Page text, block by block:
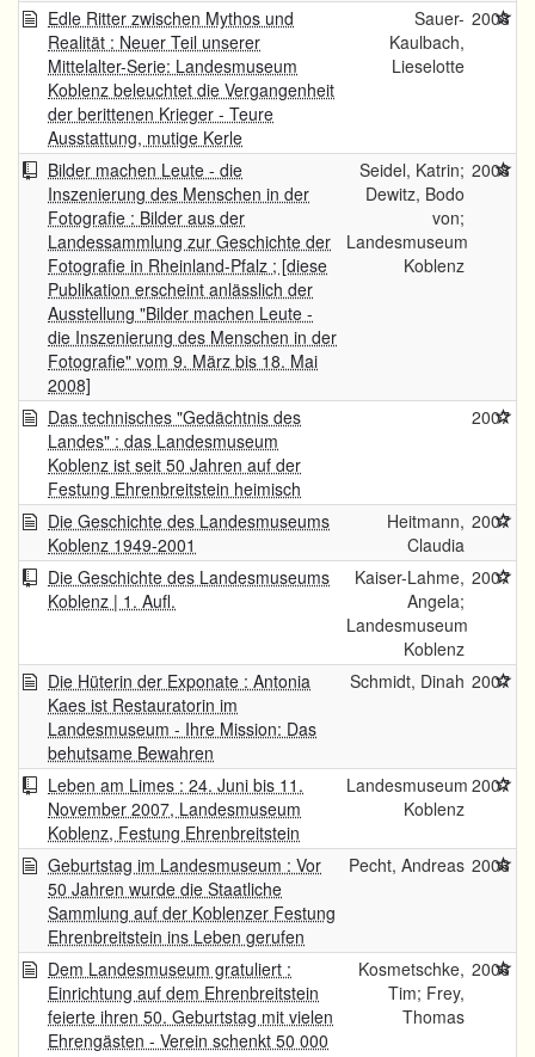
Edle Ritter zwischen Mythos und
Realität : Neuer Teil unserer
Mittelalter-Serie: Landesmuseum
Koblenz beleuchtet die Vergangenheit
der berittenen Krieger - Teure
Ausstattung, mutige Kerle
Sauer-
Kaulbach,
Lieselotte
2008
Bilder machen Leute - die
Inszenierung des Menschen in der
Fotografie : Bilder aus der
Landessammlung zur Geschichte der
Fotografie in Rheinland-Pfalz ; [diese
Publikation erscheint anlässlich der
Ausstellung "Bilder machen Leute -
die Inszenierung des Menschen in der
Fotografie" vom 9. März bis 18. Mai
2008]
Seidel, Katrin;
Dewitz, Bodo
von;
Landesmuseum
Koblenz
2008
Das technisches "Gedächtnis des
Landes" : das Landesmuseum
Koblenz ist seit 50 Jahren auf der
Festung Ehrenbreitstein heimisch
2007
Die Geschichte des Landesmuseums
Koblenz 1949-2001
Heitmann,
Claudia
2007
Die Geschichte des Landesmuseums
Koblenz | 1. Aufl.
Kaiser-Lahme,
Angela;
Landesmuseum
Koblenz
2007
Die Hüterin der Exponate : Antonia
Kaes ist Restauratorin im
Landesmuseum - Ihre Mission: Das
behutsame Bewahren
Schmidt, Dinah 2007
Leben am Limes : 24. Juni bis 11.
November 2007, Landesmuseum
Koblenz, Festung Ehrenbreitstein
Landesmuseum
Koblenz
2007
Geburtstag im Landesmuseum : Vor
50 Jahren wurde die Staatliche
Sammlung auf der Koblenzer Festung
Ehrenbreitstein ins Leben gerufen
Pecht, Andreas 2006
Dem Landesmuseum gratuliert :
Einrichtung auf dem Ehrenbreitstein
feierte ihren 50. Geburtstag mit vielen
Ehrengästen - Verein schenkt 50 000
Kosmetschke,
Tim; Frey,
Thomas
2006